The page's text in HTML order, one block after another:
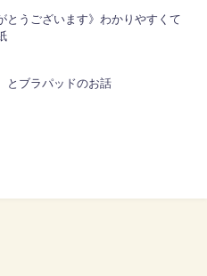
とうございます》わかりやすくて
とブラパッドのお話